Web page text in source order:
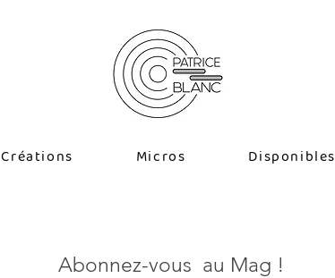
Créations Micros Disponibles
Abonnez-vous au Mag !